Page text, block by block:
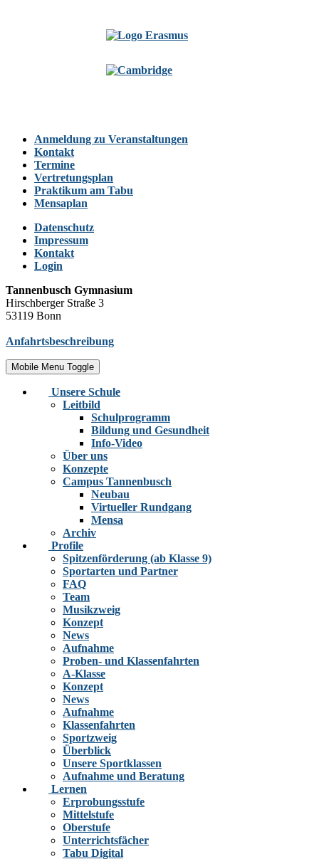
Anmeldung zu Veranstaltungen
Kontakt
Termine
Vertretungsplan
Praktikum am Tabu
Mensaplan
Datenschutz
Impressum
Kontakt
Login
Tannenbusch Gymnasium
Hirschberger Straße 3
53119 Bonn
Anfahrtsbeschreibung
Mobile Menu Toggle
Unsere Schule
Leitbild
Schulprogramm
Bildung und Gesundheit
Info-Video
Über uns
Konzepte
Campus Tannenbusch
Neubau
Virtueller Rundgang
Mensa
Archiv
Profile
Spitzenförderung (ab Klasse 9)
Sportarten und Partner
FAQ
Team
Musikzweig
Konzept
News
Aufnahme
Proben- und Klassenfahrten
A-Klasse
Konzept
News
Aufnahme
Klassenfahrten
Sportzweig
Überblick
Unsere Sportklassen
Aufnahme und Beratung
Lernen
Erprobungsstufe
Mittelstufe
Oberstufe
Unterrichtsfächer
Tabu Digital